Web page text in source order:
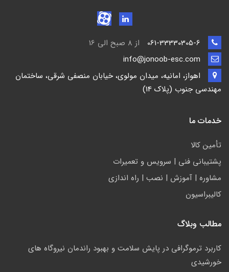
از 8 صبح الی 16
اهواز، امانیه، میدان مولوی، خیابان منصفی شرقی، ساختمان
مهندسی جنوب (پلاک 14)
خدمات ما
تأمين كالا
پشتيباني فني | سرويس و تعمیرات
مشاوره | آموزش | نصب | راه اندازی
کالیبراسیون
مطالب وبلاگ
کاربرد ترموگرافی در پایش سلامت و بهبود راندمان نیروگاه های
خورشیدی